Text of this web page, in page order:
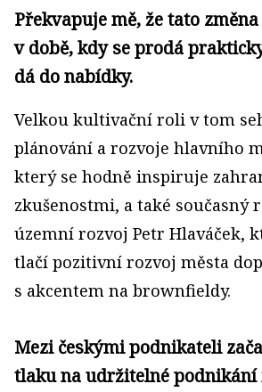
Překvapuje mě, že tato
v době, kdy se prodá
dá do nabídky.
Velkou kultivační roli v tom
plánování a rozvoje hlavního
který se hodně inspiruje
zkušenostmi, a také současný
územní rozvoj Petr Hlaváček,
tlačí pozitivní rozvoj města
s akcentem na brownfieldy.
Mezi českými podnikateli
tlaku na udržitelné